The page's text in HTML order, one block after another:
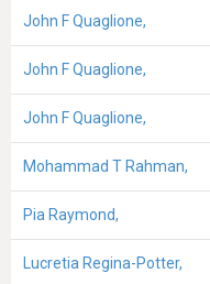
John F Quaglione,
John F Quaglione,
John F Quaglione,
Mohammad T Rahman,
Pia Raymond,
Lucretia Regina-Potter,